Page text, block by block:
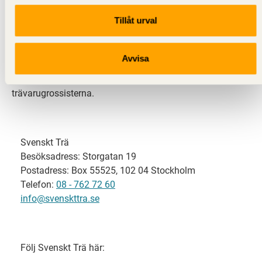
Tillåt urval
Avvisa
Svenskt Trä representerar svensk sågverksindustri
och är en del av branschorganisationen
svensk limträ-, KL-trä- och förpackningsindustri samt
trävarugrossisterna.
Svenskt Trä
Besöksadress: Storgatan 19
Postadress: Box 55525, 102 04 Stockholm
Telefon: 08 - 762 72 60
info@svenskttra.se
Följ Svenskt Trä här: